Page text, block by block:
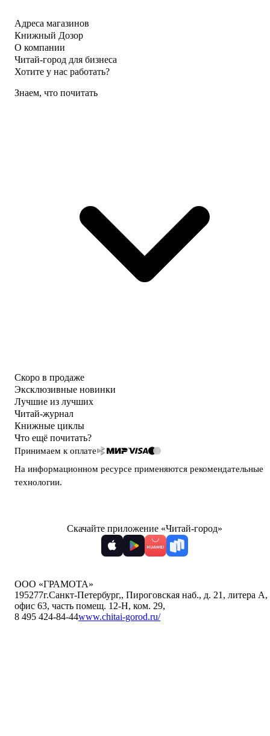
Адреса магазинов
Книжный Дозор
О компании
Читай-город для бизнеса
Хотите у нас работать?
Знаем, что почитать
Скоро в продаже
Эксклюзивные новинки
Лучшие из лучших
Читай-журнал
Книжные циклы
Что ещё почитать?
Принимаем к оплате
На информационном ресурсе применяются рекомендательные
технологии.
Скачайте приложение «Читай-город»
ООО «ГРАМОТА»
195277г.Санкт-Петербург,, Пироговская наб., д. 21, литера А,
офис 63, часть помещ. 12-Н, ком. 29,
8 495 424-84-44www.chitai-gorod.ru/